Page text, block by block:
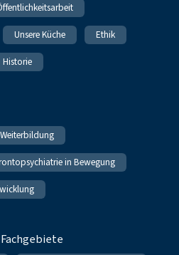
Unsere Küche Ethik
Historie
in Bewegung